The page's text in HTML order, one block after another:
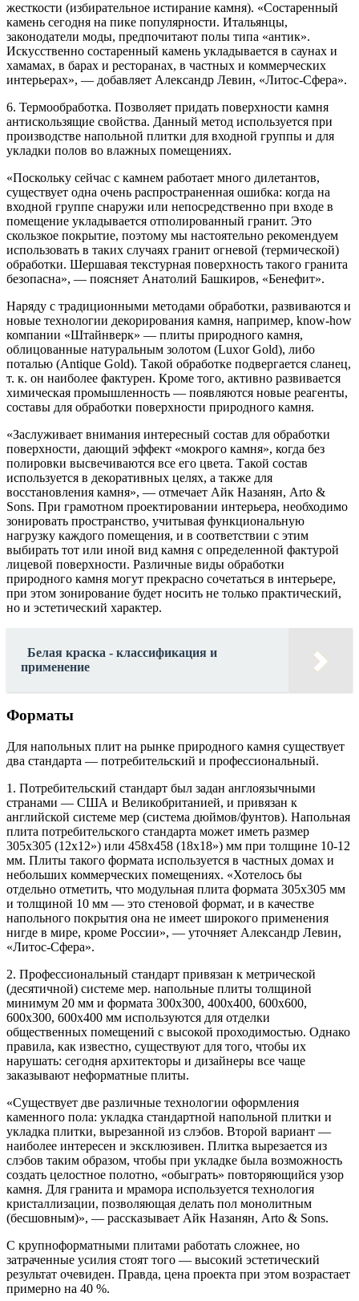
жесткости (избирательное истирание камня). «Состаренный
камень сегодня на пике популярности. Итальянцы,
законодатели моды, предпочитают полы типа «антик».
Искусственно состаренный камень укладывается в саунах и
хамамах, в барах и ресторанах, в частных и коммерческих
интерьерах», — добавляет Александр Левин, «Литос-Сфера».
6. Термообработка. Позволяет придать поверхности камня
антискользящие свойства. Данный метод используется при
производстве напольной плитки для входной группы и для
укладки полов во влажных помещениях.
«Поскольку сейчас с камнем работает много дилетантов,
существует одна очень распространенная ошибка: когда на
входной группе снаружи или непосредственно при входе в
помещение укладывается отполированный гранит. Это
скользкое покрытие, поэтому мы настоятельно рекомендуем
использовать в таких случаях гранит огневой (термической)
обработки. Шершавая текстурная поверхность такого гранита
безопасна», — поясняет Анатолий Башкиров, «Бенефит».
Наряду с традиционными методами обработки, развиваются и
новые технологии декорирования камня, например, know-how
компании «Штайнверк» — плиты природного камня,
облицованные натуральным золотом (Luxor Gold), либо
поталью (Antique Gold). Такой обработке подвергается сланец,
т. к. он наиболее фактурен. Кроме того, активно развивается
химическая промышленность — появляются новые реагенты,
составы для обработки поверхности природного камня.
«Заслуживает внимания интересный состав для обработки
поверхности, дающий эффект «мокрого камня», когда без
полировки высвечиваются все его цвета. Такой состав
используется в декоративных целях, а также для
восстановления камня», — отмечает Айк Назанян, Arto &
Sons. При грамотном проектировании интерьера, необходимо
зонировать пространство, учитывая функциональную
нагрузку каждого помещения, и в соответствии с этим
выбирать тот или иной вид камня с определенной фактурой
лицевой поверхности. Различные виды обработки
природного камня могут прекрасно сочетаться в интерьере,
при этом зонирование будет носить не только практический,
но и эстетический характер.
Белая краска - классификация и
применение
Форматы
Для напольных плит на рынке природного камня существует
два стандарта — потребительский и профессиональный.
1. Потребительский стандарт был задан англоязычными
странами — США и Великобританией, и привязан к
английской системе мер (система дюймов/фунтов). Напольная
плита потребительского стандарта может иметь размер
305х305 (12х12») или 458х458 (18х18») мм при толщине 10-12
мм. Плиты такого формата используется в частных домах и
небольших коммерческих помещениях. «Хотелось бы
отдельно отметить, что модульная плита формата 305х305 мм
и толщиной 10 мм — это стеновой формат, и в качестве
напольного покрытия она не имеет широкого применения
нигде в мире, кроме России», — уточняет Александр Левин,
«Литос-Сфера».
2. Профессиональный стандарт привязан к метрической
(десятичной) системе мер. напольные плиты толщиной
минимум 20 мм и формата 300х300, 400х400, 600х600,
600х300, 600х400 мм используются для отделки
общественных помещений с высокой проходимостью. Однако
правила, как известно, существуют для того, чтобы их
нарушать: сегодня архитекторы и дизайнеры все чаще
заказывают неформатные плиты.
«Существует две различные технологии оформления
каменного пола: укладка стандартной напольной плитки и
укладка плитки, вырезанной из слэбов. Второй вариант —
наиболее интересен и эксклюзивен. Плитка вырезается из
слэбов таким образом, чтобы при укладке была возможность
создать целостное полотно, «обыграть» повторяющийся узор
камня. Для гранита и мрамора используется технология
кристаллизации, позволяющая делать пол монолитным
(бесшовным)», — рассказывает Айк Назанян, Arto & Sons.
С крупноформатными плитами работать сложнее, но
затраченные усилия стоят того — высокий эстетический
результат очевиден. Правда, цена проекта при этом возрастает
примерно на 40 %.